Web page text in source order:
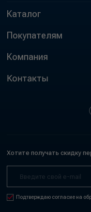
Каталог
Покупателям
Компания
Контакты
Хотите получать скидку
Подтверждаю согласие на